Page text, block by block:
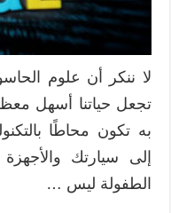
لا ننكر أن علوم
تجعل حياتنا أسهل
به تكون محاطًا
إلى سيارتك
الطفولة ليس …